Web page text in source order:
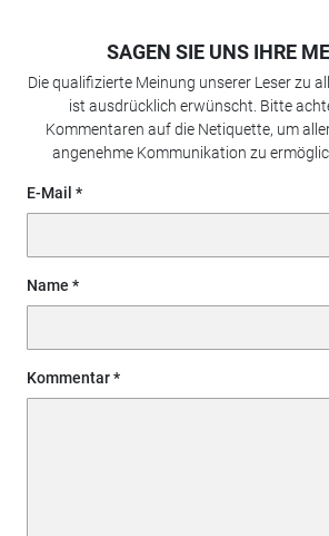
SAGEN SIE UNS IHRE
Die qualifizierte Meinung unserer Leser zu
ist ausdrücklich erwünscht. Bitte
Kommentaren auf die Netiquette, um
angenehme Kommunikation zu
E-Mail
Name
Kommentar